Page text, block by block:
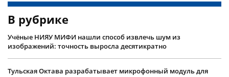
В рубрике
Учëные НИЯУ МИФИ нашли способ извлечь шум из
изображений: точность выросла десятикратно
Тульская Октава разрабатывает микрофонный модуль для